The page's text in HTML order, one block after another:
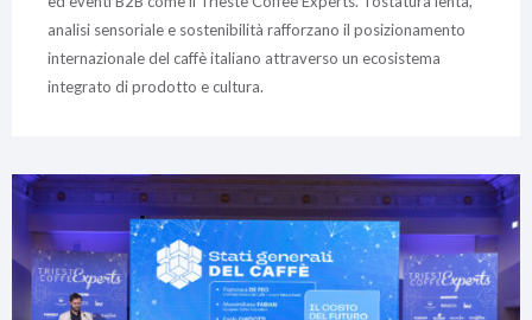
analisi sensoriale e sostenibilità rafforzano il posizionamento
internazionale del caffè italiano attraverso un ecosistema
integrato di prodotto e cultura.